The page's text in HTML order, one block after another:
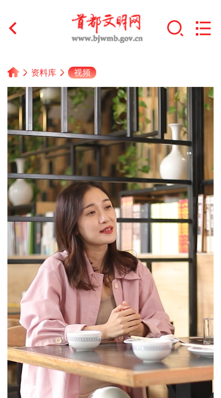
首页
文明创建
+
文明实践
文明培育
未成年人思想道德建设
榜样人物
+
身边好人
文明评论
北京宣传文化引导基金
宣传思想文化人才
专题
资料库
+
资料库 视频